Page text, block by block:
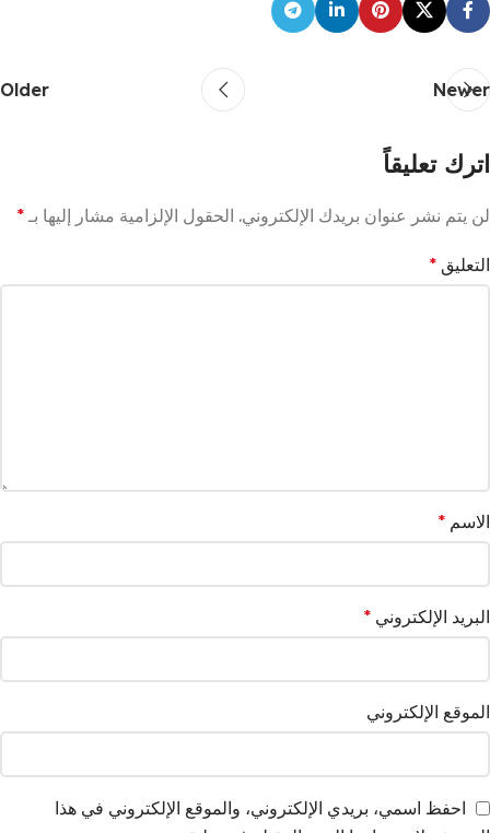
Newer
Older
اترك تعليقاً
لن يتم نشر عنوان بريدك الإلكتروني. الحقول الإلزامية مشار إليها بـ *
التعليق *
الاسم *
البريد الإلكتروني *
الموقع الإلكتروني
احفظ اسمي، بريدي الإلكتروني، والموقع الإلكتروني في هذا